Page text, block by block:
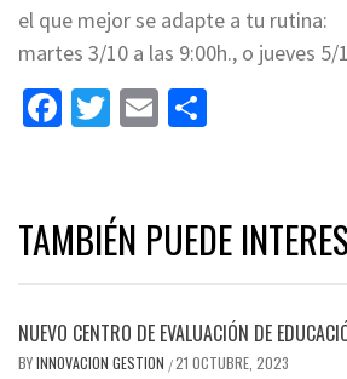
el que mejor se adapte a tu rutina:
martes 3/10 a las 9:00h., o jueves 5/
Facebook
Twitter
Email
TAMBIÉN PUEDE
NUEVO CENTRO DE EVALUACIÓN DE
BYINNOVACION GESTION /21 OCTUBRE, 2023